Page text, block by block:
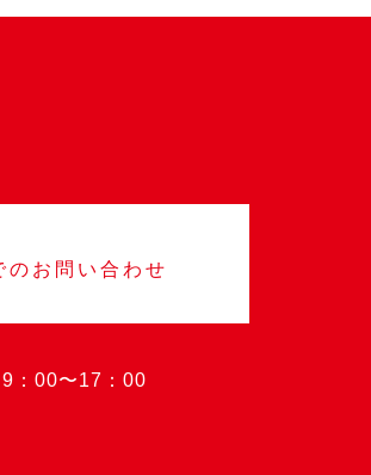
のお問い合わせ
：00〜17：00